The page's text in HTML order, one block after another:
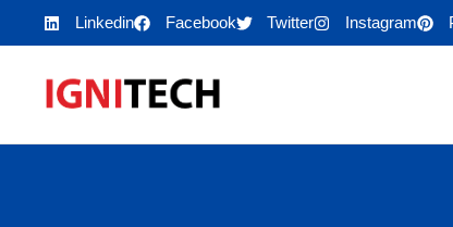
Linkedin Facebook Twitter Instagram